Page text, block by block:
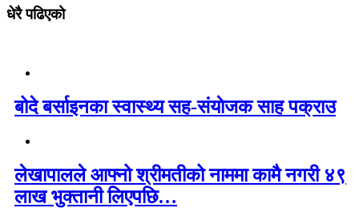
धेरै पढिएको
बोदे बर्साइनका स्वास्थ्य सह-संयाेजक साह पक्राउ
लेखापालले आफ्नो श्रीमतीको नाममा कामै नगरी ४९
लाख भुक्तानी लिएपछि…